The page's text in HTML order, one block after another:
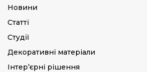
Новини
Статті
Студії
Декоративні матеріали
Інтер’єрні рішення